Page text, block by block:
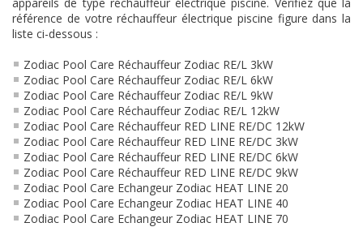
référence de votre réchauffeur électrique piscine figure dans la
liste ci-dessous :
Zodiac Pool Care Réchauffeur Zodiac RE/L 3kW
Zodiac Pool Care Réchauffeur Zodiac RE/L 6kW
Zodiac Pool Care Réchauffeur Zodiac RE/L 9kW
Zodiac Pool Care Réchauffeur Zodiac RE/L 12kW
Zodiac Pool Care Réchauffeur RED LINE RE/DC 12kW
Zodiac Pool Care Réchauffeur RED LINE RE/DC 3kW
Zodiac Pool Care Réchauffeur RED LINE RE/DC 6kW
Zodiac Pool Care Réchauffeur RED LINE RE/DC 9kW
Zodiac Pool Care Echangeur Zodiac HEAT LINE 20
Zodiac Pool Care Echangeur Zodiac HEAT LINE 40
Zodiac Pool Care Echangeur Zodiac HEAT LINE 70